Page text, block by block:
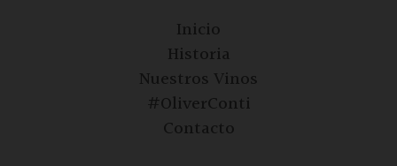
Inicio
Historia
Nuestros Vinos
#OliverConti
Contacto